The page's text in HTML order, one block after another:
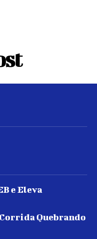
e Eleva
Quebrando